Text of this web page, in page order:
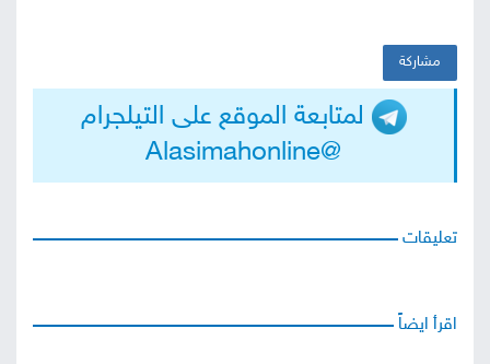
مشاركة
لمتابعة الموقع على التيلجرام
@Alasimahonline
تعليقات
اقرأ ايضاً